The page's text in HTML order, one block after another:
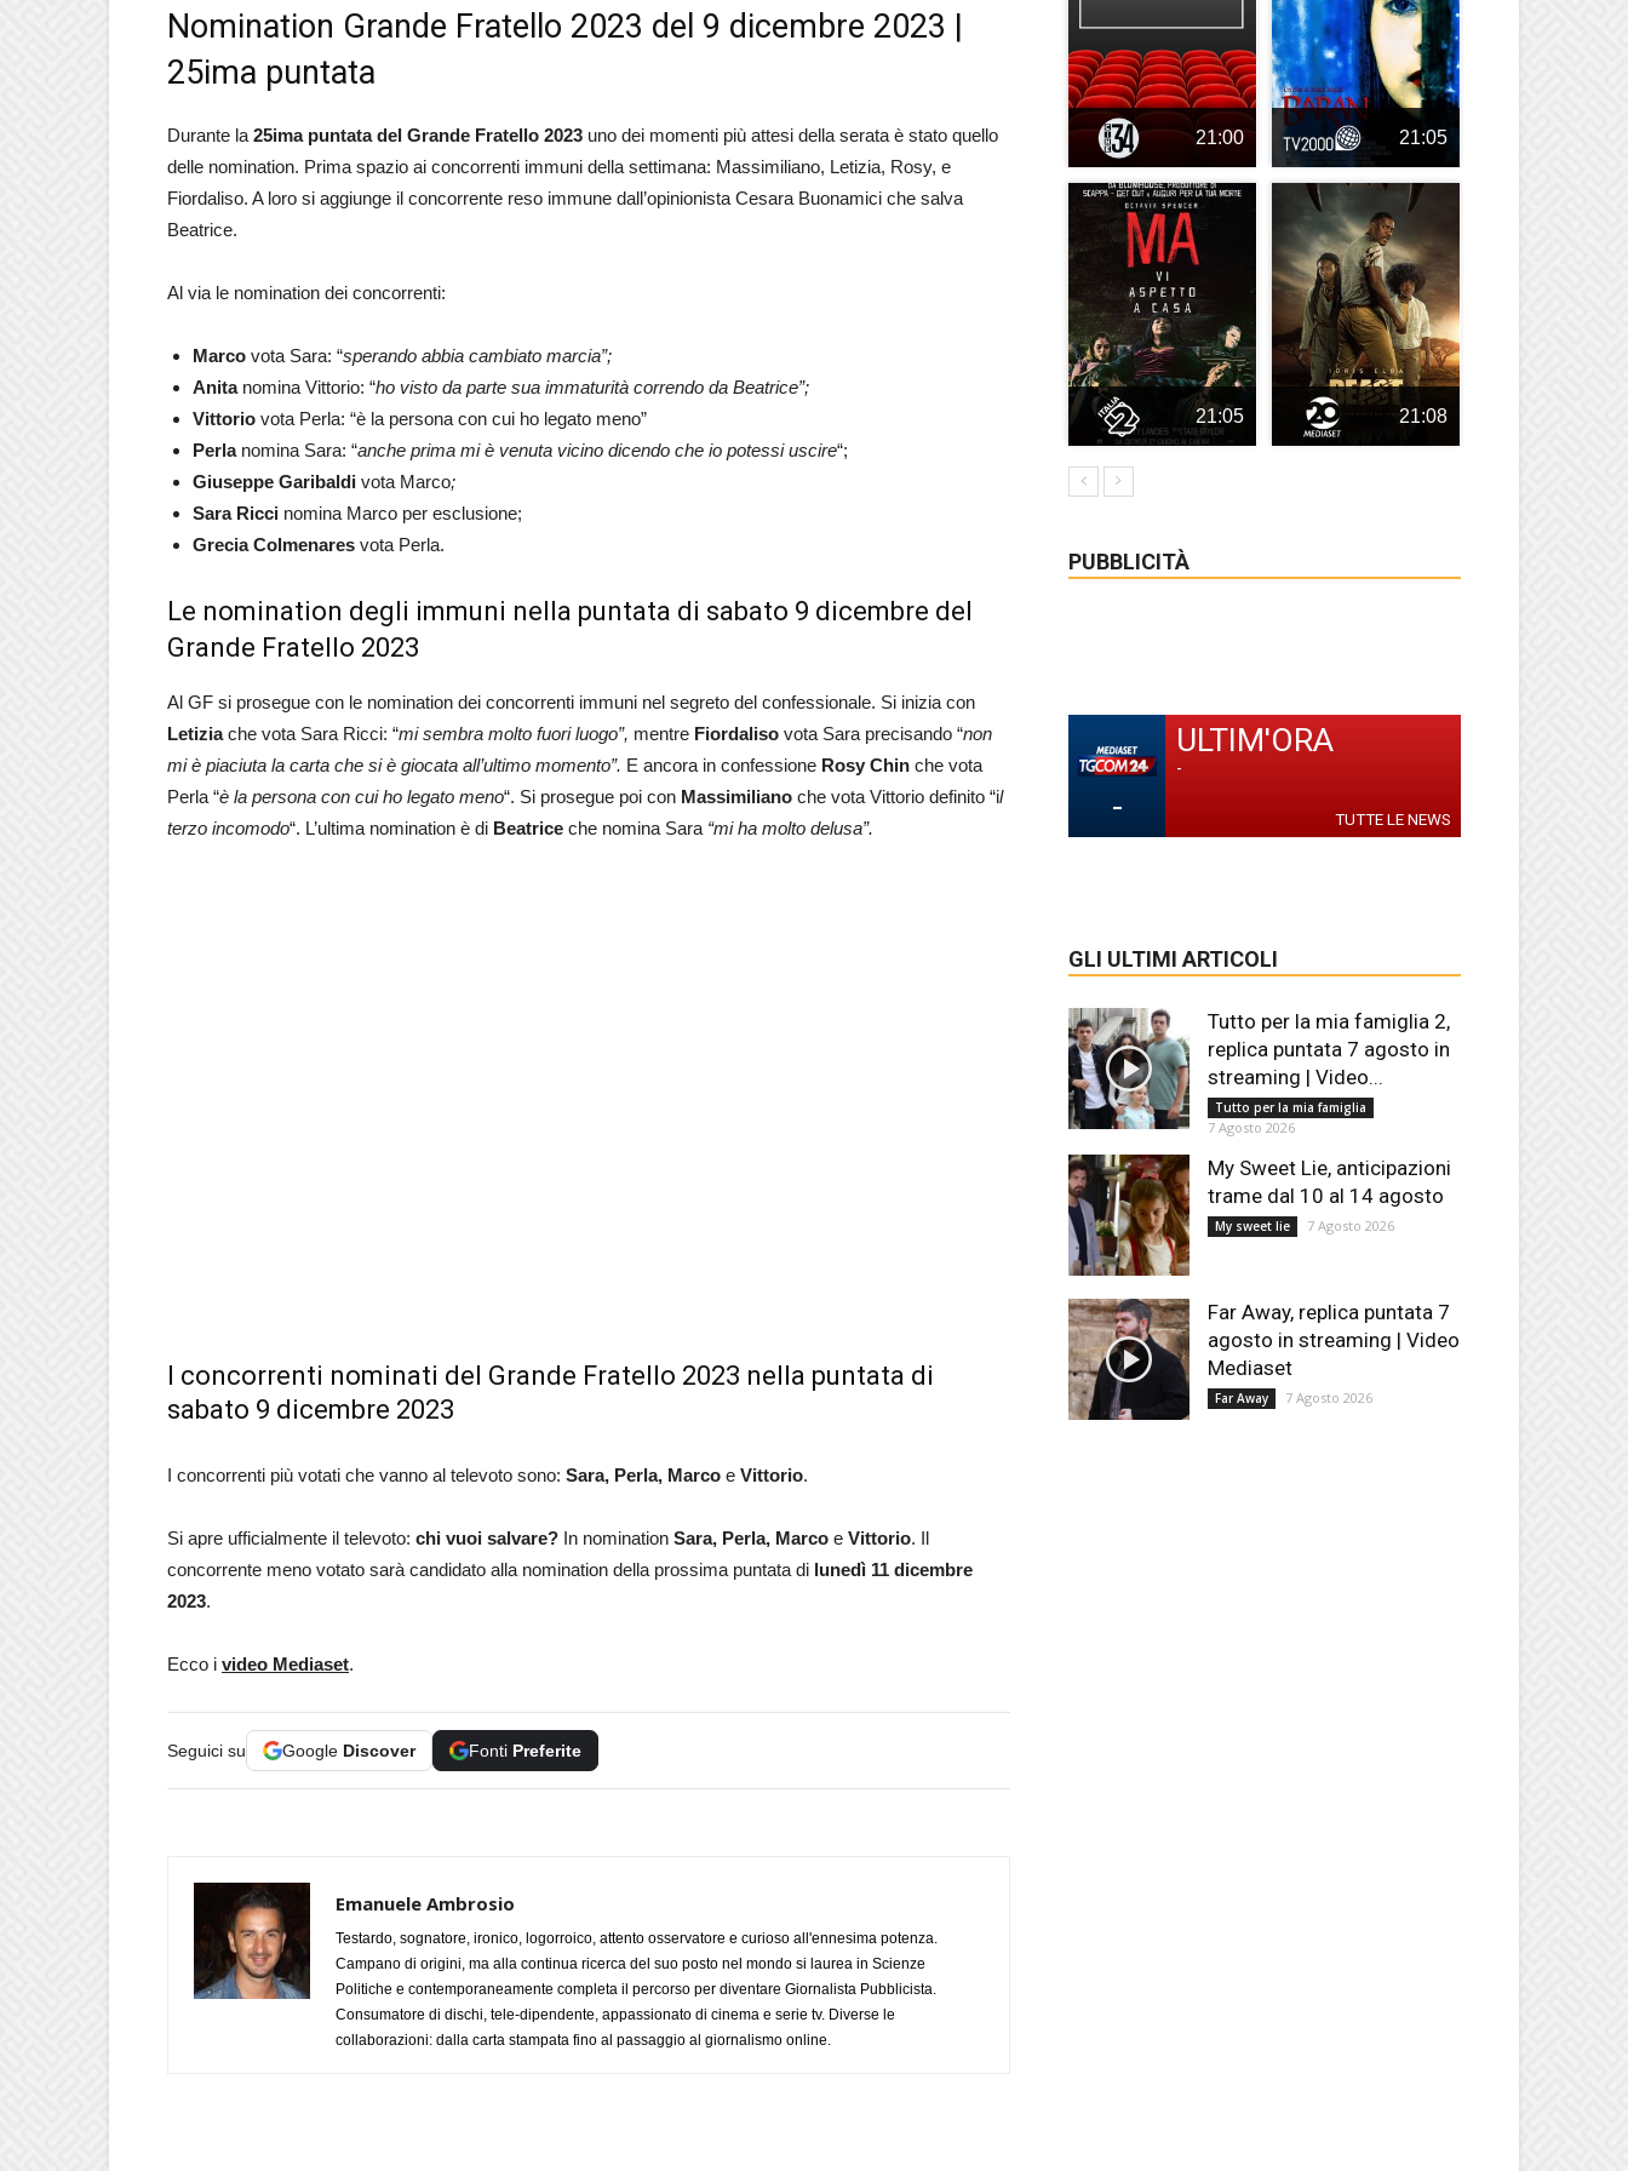
Nomination Grande Fratello 2023 del 9 dicembre 2023 |
25ima puntata
Durante la 25ima puntata del Grande Fratello 2023 uno dei momenti più attesi della serata è stato quello
delle nomination. Prima spazio ai concorrenti immuni della settimana: Massimiliano, Letizia, Rosy, e
Fiordaliso. A loro si aggiunge il concorrente reso immune dall’opinionista Cesara Buonamici che salva
Beatrice.
Al via le nomination dei concorrenti:
Marco vota Sara: “sperando abbia cambiato marcia”;
Anita nomina Vittorio: “ho visto da parte sua immaturità correndo da Beatrice”;
Vittorio vota Perla: “è la persona con cui ho legato meno”
Perlanomina Sara: “anche prima mi è venuta vicino dicendo che io potessi uscire“;
Giuseppe Garibaldi vota Marco;
Sara Ricci nomina Marco per esclusione;
Grecia Colmenares vota Perla.
Le nomination degli immuni nella puntata di sabato 9 dicembre del
Grande Fratello 2023
Al GF si prosegue con le nomination dei concorrenti immuni nel segreto del confessionale. Si inizia con
Letiziache vota Sara Ricci: “mi sembra molto fuori luogo”, mentre Fiordaliso vota Sara precisando “non
mi è piaciuta la carta che si è giocata all’ultimo momento”. E ancora in confessione Rosy Chin che vota
Perla “è la persona con cui ho legato meno“. Si prosegue poi con Massimiliano che vota Vittorio definito “il
terzo incomodo“. L’ultima nomination è di Beatrice che nomina Sara “mi ha molto delusa”.
I concorrenti nominati del Grande Fratello 2023 nella puntata di
sabato 9 dicembre 2023
I concorrenti più votati che vanno al televoto sono: Sara, Perla, Marco e Vittorio.
Si apre ufficialmente il televoto: chi vuoi salvare? In nomination Sara, Perla, Marco e Vittorio. Il
concorrente meno votato sarà candidato alla nomination della prossima puntata di lunedì 11 dicembre
2023.
Ecco i video Mediaset.
Seguici su Google Discover Fonti Preferite
Emanuele Ambrosio
Testardo, sognatore, ironico, logorroico, attento osservatore e curioso all'ennesima potenza.
Campano di origini, ma alla continua ricerca del suo posto nel mondo si laurea in Scienze
Politiche e contemporaneamente completa il percorso per diventare Giornalista Pubblicista.
Consumatore di dischi, tele-dipendente, appassionato di cinema e serie tv. Diverse le
collaborazioni: dalla carta stampata fino al passaggio al giornalismo online.
21:00 21:05
21:05 21:08
PUBBLICITÀ
-
ULTIM'ORA
-
TUTTE LE NEWS
GLI ULTIMI ARTICOLI
Tutto per la mia famiglia 2,
replica puntata 7 agosto in
streaming | Video...
Tutto per la mia famiglia
7 Agosto 2026
My Sweet Lie, anticipazioni
trame dal 10 al 14 agosto
My sweet lie 7 Agosto 2026
Far Away, replica puntata 7
agosto in streaming | Video
Mediaset
Far Away 7 Agosto 2026